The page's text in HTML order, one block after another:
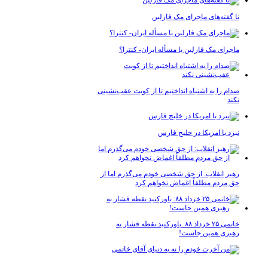
گفته‌های ماجرای مک فارلین
مک فارلین یا مسأله ایران- کنترا؟
را به اشتباه انداختیم تا از کویت عقب‌نشینی
با امریکا در خلیج فارس
انقلاب: از حق شخصی خودم می‌گذرم اما از
مردم مطلقاً اغماض نخواهم کرد
خاتمی ۲۵ خرداد ۸۸: باورکنید نقطه فشار به
همین جاست!